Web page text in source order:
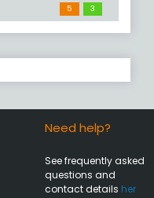
5 3
Need help?
See frequently asked
questions and
contact details her